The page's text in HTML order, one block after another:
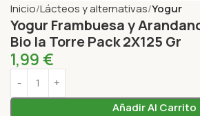
Inicio Lácteos y alternativas Yogur
Yogur Frambuesa y
Bio la Torre Pack 2X125 Gr
1,99 €
Añadir Al Carrito